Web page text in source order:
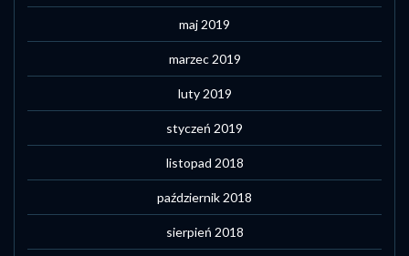
maj 2019
marzec 2019
luty 2019
styczeń 2019
listopad 2018
październik 2018
sierpień 2018